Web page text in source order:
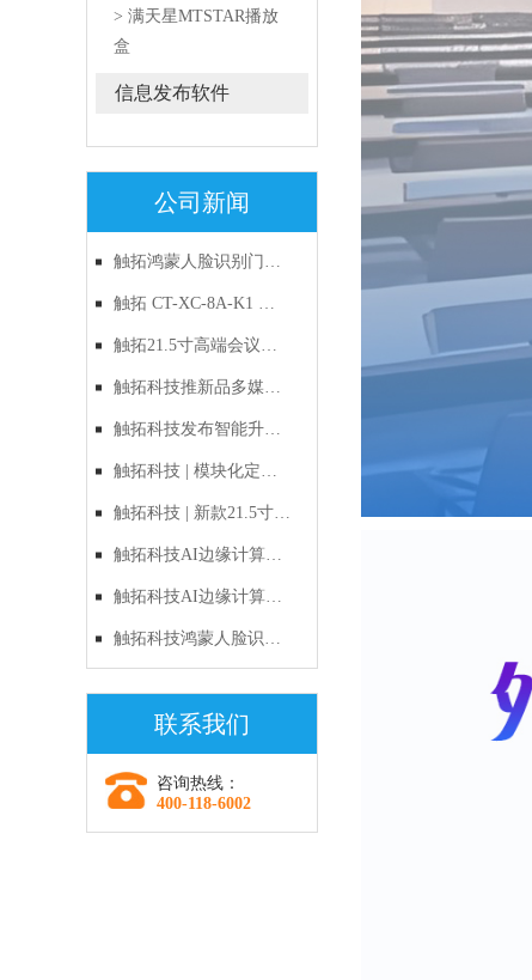
> 满天星MTSTAR播放
盒
信息发布软件
公司新闻
触拓鸿蒙人脸识别门
禁：以自主RISC-V与鸿
蒙原生生态，定义国产
化出入口管理新标准
触拓 CT-XC-8A-K1 鸿
蒙人脸识别一体机｜新
品上市
触拓21.5寸高端会议预
约屏CT-215H1产品技术
与应用方案
触拓科技推新品多媒体
电子讲台，多屏联动与
智能升降双管齐下
触拓科技发布智能升降
电子讲台，多媒体多屏
交互重新定义会议
触拓科技 | 模块化定制
时代的破局者：新款
21.5寸多功能会议预约
屏全面解析
触拓科技 | 新款21.5寸智
能会议预约屏重磅上
市：以硬件之美，重塑
企业智慧办公新生态
触拓科技AI边缘计算
盒：让机器"长眼睛"，
让监控"会思考"
触拓科技AI边缘计算
盒：边缘AI时代的选
触拓科技鸿蒙人脸识别
漫”遇见“数字安全”
联系我们
咨询热线：
400-118-6002